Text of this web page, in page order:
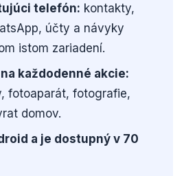
telefón: kontakty,
účty a návyky
istom zariadení.
každodenné akcie:
fotoaparát, fotografie,
domov.
a je dostupný v 70